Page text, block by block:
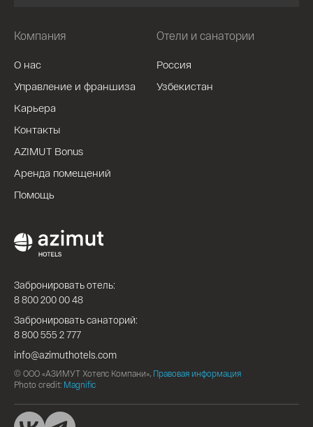
Компания
О нас
Управление и франшиза
Карьера
Контакты
AZIMUT Bonus
Аренда помещений
Помощь
Отели и санатории
Россия
Узбекистан
Забронировать отель:
8 800 200 00 48
Забронировать санаторий:
8 800 555 2 777
info@azimuthotels.com
© ООО «АЗИМУТ Хотелс Компани», Правовая информация
Photo credit: Magnific